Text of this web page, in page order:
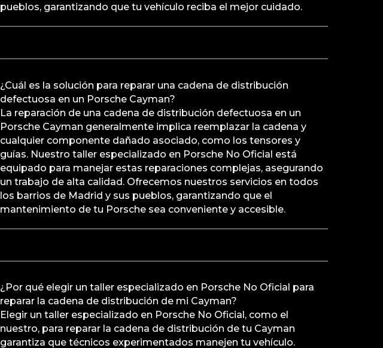
pueblos, garantizando que tu vehículo reciba el mejor cuidado.
¿Cuál es la solución para reparar una cadena de distribución
defectuosa en un Porsche Cayman?
La reparación de una cadena de distribución defectuosa en un
Porsche Cayman generalmente implica reemplazar la cadena y
cualquier componente dañado asociado, como los tensores y
guías. Nuestro taller especializado en Porsche No Oficial está
equipado para manejar estas reparaciones complejas, asegurando
un trabajo de alta calidad. Ofrecemos nuestros servicios en todos
los barrios de Madrid y sus pueblos, garantizando que el
mantenimiento de tu Porsche sea conveniente y accesible.
¿Por qué elegir un taller especializado en Porsche No Oficial para
reparar la cadena de distribución de mi Cayman?
Elegir un taller especializado en Porsche No Oficial, como el
nuestro, para reparar la cadena de distribución de tu Cayman
garantiza que técnicos experimentados manejen tu vehículo.